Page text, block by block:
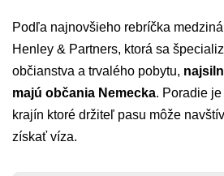
Podľa najnovšieho rebríčka
Henley & Partners, ktorá sa
občianstva a trvalého pobytu,
majú občania Nemecka. Poradie
krajín ktoré držiteľ pasu môže
získať víza.